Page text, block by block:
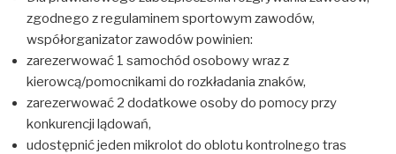
zgodnego z regulaminem sportowym zawodów,
współorganizator zawodów powinien:
zarezerwować 1 samochód osobowy wraz z
kierowcą/pomocnikami do rozkładania znaków,
zarezerwować 2 dodatkowe osoby do pomocy przy
konkurencji lądowań,
udostępnić jeden mikrolot do oblotu kontrolnego tras